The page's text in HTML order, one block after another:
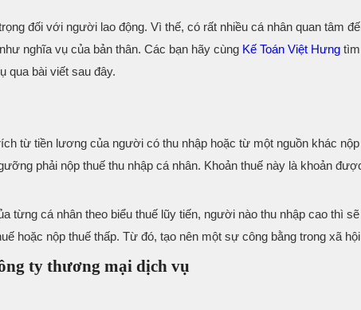
đối với người lao động. Vì thế, có rất nhiều cá nhân quan tâm
nghĩa vụ của bản thân. Các bạn hãy cùng Kế Toán Việt Hưng
qua bài viết sau đây.
từ tiền lương của người có thu nhập hoặc từ một nguồn khác
phải nộp thuế thu nhập cá nhân. Khoản thuế này là khoản
từng cá nhân theo biểu thuế lũy tiến, người nào thu nhập cao thì
hoặc nộp thuế thấp. Từ đó, tạo nên một sự công bằng trong xã
ty thương mại dịch vụ